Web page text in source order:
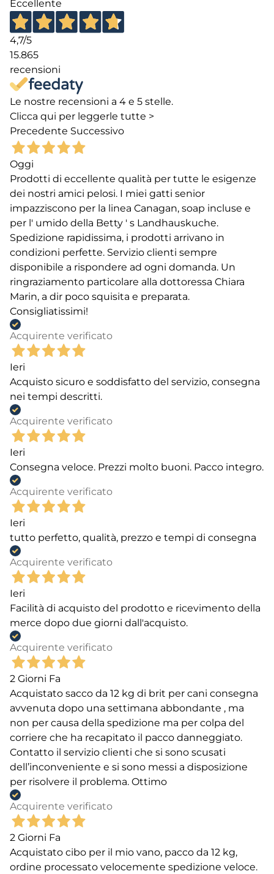
Eccellente
4,7/5
15.865
recensioni
Le nostre recensioni a 4 e 5 stelle.
Clicca qui per leggerle tutte >
Precedente Successivo
Oggi
Prodotti di eccellente qualità per tutte le esigenze
dei nostri amici pelosi. I miei gatti senior
impazziscono per la linea Canagan, soap incluse e
per l' umido della Betty ' s Landhauskuche.
Spedizione rapidissima, i prodotti arrivano in
condizioni perfette. Servizio clienti sempre
disponibile a rispondere ad ogni domanda. Un
ringraziamento particolare alla dottoressa Chiara
Marin, a dir poco squisita e preparata.
Consigliatissimi!
Acquirente verificato
Ieri
Acquisto sicuro e soddisfatto del servizio, consegna
nei tempi descritti.
Acquirente verificato
Ieri
Consegna veloce. Prezzi molto buoni. Pacco integro.
Acquirente verificato
Ieri
tutto perfetto, qualità, prezzo e tempi di consegna
Acquirente verificato
Ieri
Facilità di acquisto del prodotto e ricevimento della
merce dopo due giorni dall'acquisto.
Acquirente verificato
2 Giorni Fa
Acquistato sacco da 12 kg di brit per cani consegna
avvenuta dopo una settimana abbondante , ma
non per causa della spedizione ma per colpa del
corriere che ha recapitato il pacco danneggiato.
Contatto il servizio clienti che si sono scusati
dell’inconveniente e si sono messi a disposizione
per risolvere il problema. Ottimo
Acquirente verificato
2 Giorni Fa
Acquistato cibo per il mio vano, pacco da 12 kg,
ordine processato velocemente spedizione veloce.